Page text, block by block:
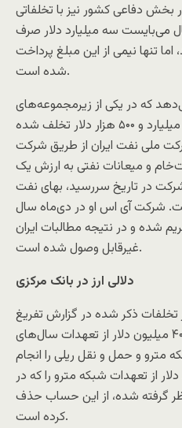
دفاعی کشور نیز با تخلفاتی
می‌بایست سه میلیارد دلار صرف
تنها نیمی از این مبلغ پرداخت
شده است.
که در یکی از زیرمجموعه‌های
شرکت ملی نفت ایران یک میلیارد و ۵۰۰ هزار دلار تخلف شده
جمله در سال ۱۳۹۰ شرکت ملی نفت ایران از طریق شرکت‌
و میعانات نفتی به ارزش یک
شرکت در تاریخ سررسید، بهای نفت
شرکت آی اس او در دی‌ماه سال
تحریم شده و در نتیجه مطالبات ایران
غیرقابل وصول شده است.
دلالی ارز در بانک مرکزی
تخلفات ذکر شده در گزارش تفریغ
بودجه، نزدیک به ۸ میلیارد و ۴۰۰ میلیون دلار از تعهدات سال‌های
مترو و حمل و نقل ریلی را انجام
از تعهدات شبکه مترو را که در
گرفته شده، از این حساب حذف
کرده است.